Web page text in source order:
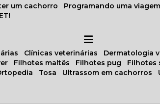
um cachorro
Programando uma
clínicas veterinárias dermatologia
filhotes maltês filhotes pug filhotes
ortopedia tosa ultrassom em cachorros